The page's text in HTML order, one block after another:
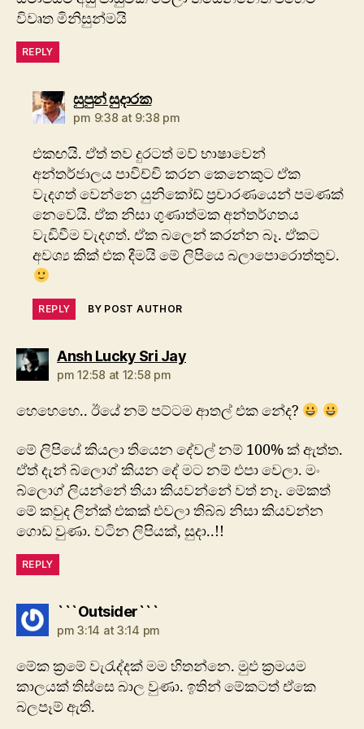
විවෘත මිනිසුන්මයි
REPLY
සුපුන් සුදාරකsays:
pm 9:38 at 9:38 pm
එකඟයි. ඒත් තව දුරටත් මව් භාෂාවෙන්
අන්තර්ජාලය පාවිච්චි කරන කෙනෙකුට ඒක
වැදගත් වෙන්නෙ යුනිකෝඩ් ප්‍රචාරණයෙන් පමණක්
නෙවෙයි. ඒක නිසා ගුණාත්මක අන්තර්ගතය
වැඩිවීම වැදගත්. ඒක බලෙන් කරන්න බෑ. ඒකට
අවශ්‍ය කික් එක දීමයි මේ ලිපියෙ බලාපොරොත්තුව.
REPLY BY POST AUTHOR
Ansh Lucky Sri Jaysays:
pm 12:58 at 12:58 pm
හෙහෙහෙ.. ඊයේ නම් පට්ටම ආතල් එක නේද?
මේ ලිපියේ කියලා තියෙන දේවල් නම් 100% ක් ඇත්ත.
ඒත් දැන් බ්ලොග් කියන දේ මට නම් එපා වෙලා. මං
බ්ලොග් ලියන්නේ තියා කියවන්නේ වත් නෑ. මේකත්
මේ කවුද ලින්ක් එකක් එවලා තිබ්බ නිසා කියවන්න
ගොඩ වුණා. වටින ලිපියක්, සුදා..!!
REPLY
```Outsider```
pm 3:14 at 3:14 pm
මේක ක්‍රමේ වැරැද්දක් මම හිතන්නෙ. මුඵ ක්‍රමයම
කාලයක් තිස්සෙ බාල වුණා. ඉතින් මේකටත් ඒකෙ
බලපෑම් ඇති.